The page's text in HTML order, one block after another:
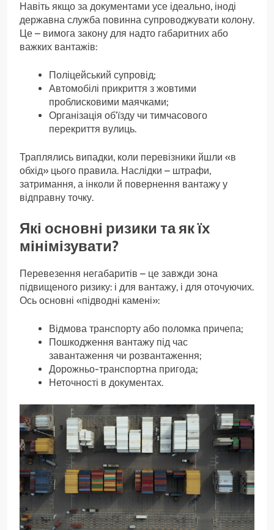
Навіть якщо за документами усе ідеально, іноді
державна служба повинна супроводжувати колону.
Це – вимога закону для надто габаритних або
важких вантажів:
Поліцейський супровід;
Автомобілі прикриття з жовтими
проблисковими маячками;
Організація об’їзду чи тимчасового
перекриття вулиць.
Траплялись випадки, коли перевізники йшли «в
обхід» цього правила. Наслідки – штрафи,
затримання, а інколи й повернення вантажу у
відправну точку.
Які основні ризики та як їх
мінімізувати?
Перевезення негабаритів – це завжди зона
підвищеного ризику: і для вантажу, і для оточуючих.
Ось основні «підводні камені»:
Відмова транспорту або поломка причепа;
Пошкодження вантажу під час
завантаження чи розвантаження;
Дорожньо-транспортна пригода;
Неточності в документах.